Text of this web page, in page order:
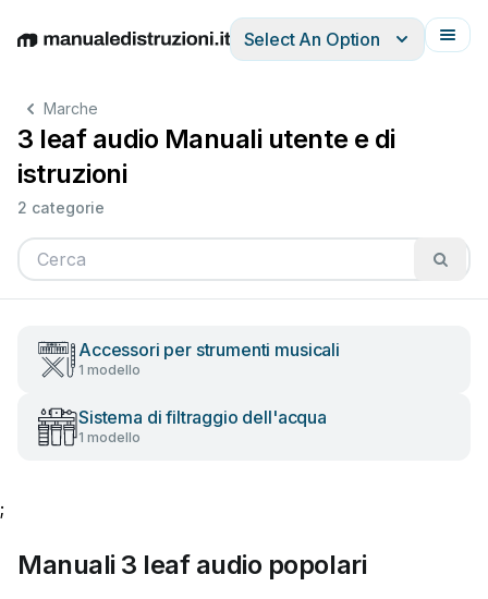
EnglishDeutschEspañolItalianoFrançais
Select An Option
Marche
3 leaf audio Manuali utente e di
istruzioni
2 categorie
Accessori per strumenti musicali
1 modello
Sistema di filtraggio dell'acqua
1 modello
;
Manuali 3 leaf audio popolari